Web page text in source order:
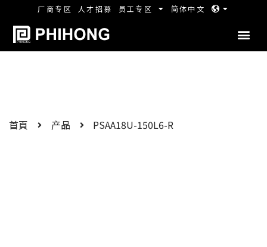
厂商专区 人才招募 员工专区 简体中文
首頁 产品 PSAA18U-150L6-R